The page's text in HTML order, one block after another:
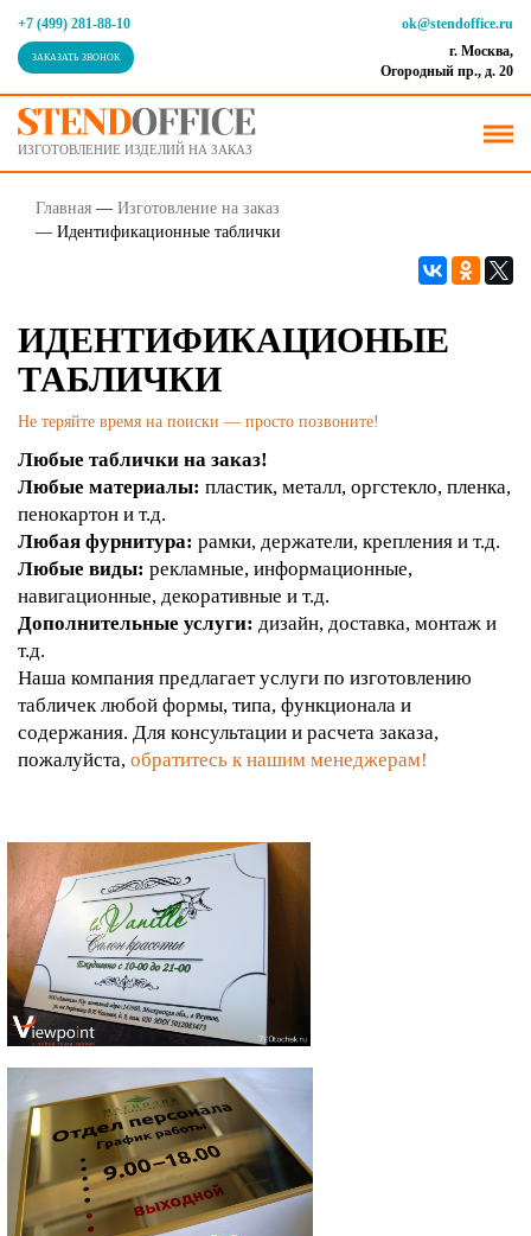
+7 (499) 281-88-10
ЗАКАЗАТЬ ЗВОНОК
ok@stendoffice.ru
г. Москва,
Огородный пр., д. 20
ИЗГОТОВЛЕНИЕ ИЗДЕЛИЙ НА ЗАКАЗ
Главная — Изготовление на заказ
— Идентификационные таблички
ИДЕНТИФИКАЦИОНЫЕ
ТАБЛИЧКИ
Не теряйте время на поиски — просто позвоните!
Любые таблички на заказ!
Любые материалы: пластик, металл, оргстекло, пленка,
пенокартон и т.д.
Любая фурнитура: рамки, держатели, крепления и т.д.
Любые виды: рекламные, информационные,
навигационные, декоративные и т.д.
Дополнительные услуги: дизайн, доставка, монтаж и
т.д.
Наша компания предлагает услуги по изготовлению
табличек любой формы, типа, функционала и
содержания. Для консультации и расчета заказа,
пожалуйста, обратитесь к нашим менеджерам!